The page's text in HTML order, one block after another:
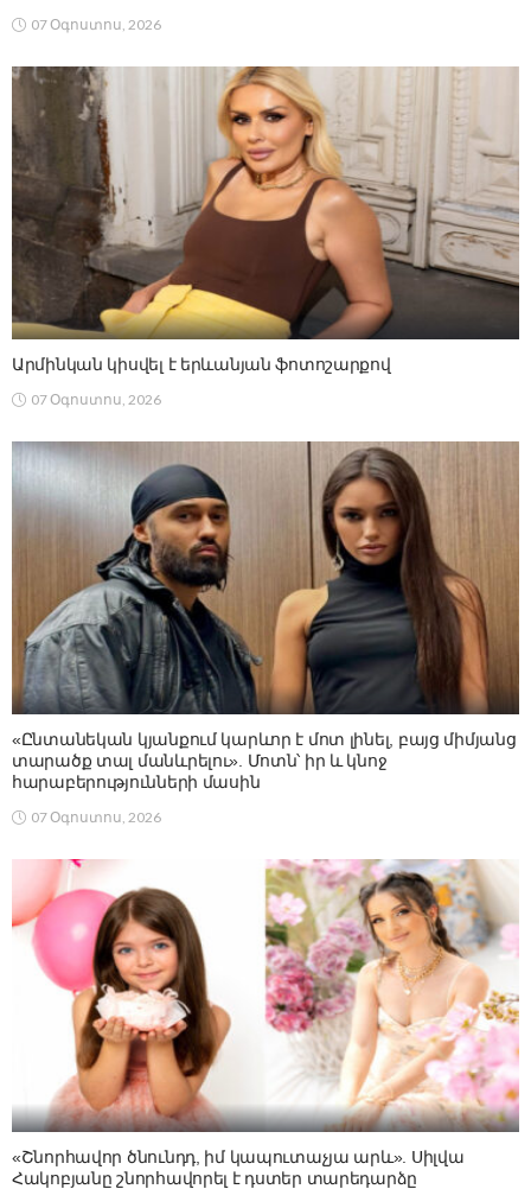
07 Օգոստոս, 2026
Արմինկան կիսվել է երևանյան ֆոտոշարքով
07 Օգոստոս, 2026
«Ընտանեկան կյանքում կարևոր է մոտ լինել, բայց միմյանց
տարածք տալ մանևրելու». Մոտն՝ իր և կնոջ
հարաբերությունների մասին
07 Օգոստոս, 2026
«Շնորհավոր ծնունդդ, իմ կապուտաչյա արև». Սիլվա
Հակոբյանը շնորհավորել է դստեր տարեդարձը